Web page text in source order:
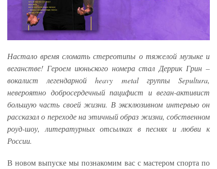
Настало время сломать стереотипы о тяжелой музыке и
веганстве! Героем июньского номера стал Деррик Грин –
вокалист легендарной heavy metal группы Sepultura,
невероятно добросердечный пацифист и веган-активист
большую часть своей жизни. В эксклюзивном интервью он
рассказал о переходе на этичный образ жизни, собственном
роуд-шоу, литературных отсылках в песнях и любви к
России.
В новом выпуске мы познакомим вас с мастером спорта по